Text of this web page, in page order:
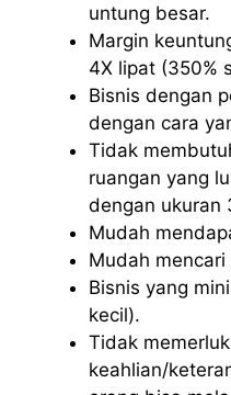
untung besar.
Margin
4X lipat (350%
Bisnis dengan
dengan cara
Tidak
ruangan yang
dengan ukuran
Mudah
Mudah
Bisnis yang
kecil).
Tidak
keahlian/